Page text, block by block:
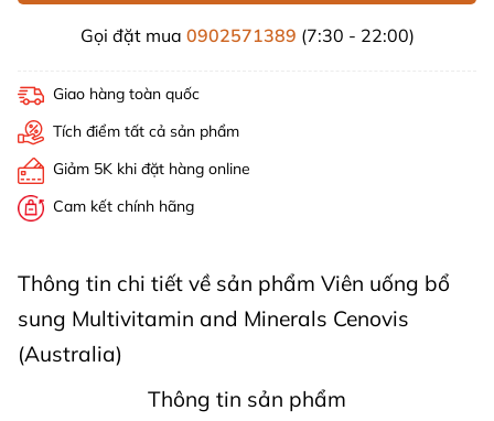
Gọi đặt mua 0902571389 (7:30 - 22:00)
Giao hàng toàn quốc
Tích điểm tất cả sản phẩm
Giảm 5K khi đặt hàng online
Cam kết chính hãng
Thông tin chi tiết về sản phẩm Viên uống bổ
sung Multivitamin and Minerals Cenovis
(Australia)
Thông tin sản phẩm